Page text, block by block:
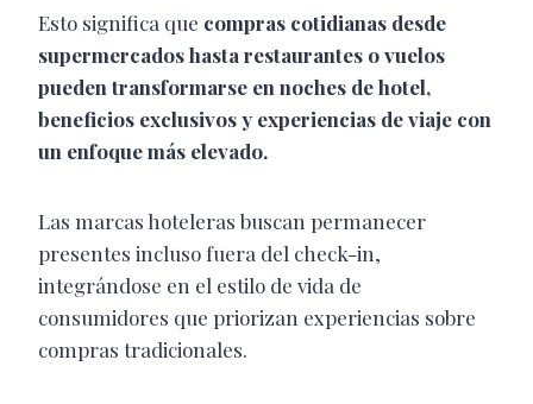
Esto significa que compras cotidianas desde
supermercados hasta restaurantes o vuelos
pueden transformarse en noches de hotel,
beneficios exclusivos y experiencias de viaje con
un enfoque más elevado.
Las marcas hoteleras buscan permanecer
presentes incluso fuera del check-in,
integrándose en el estilo de vida de
consumidores que priorizan experiencias sobre
compras tradicionales.